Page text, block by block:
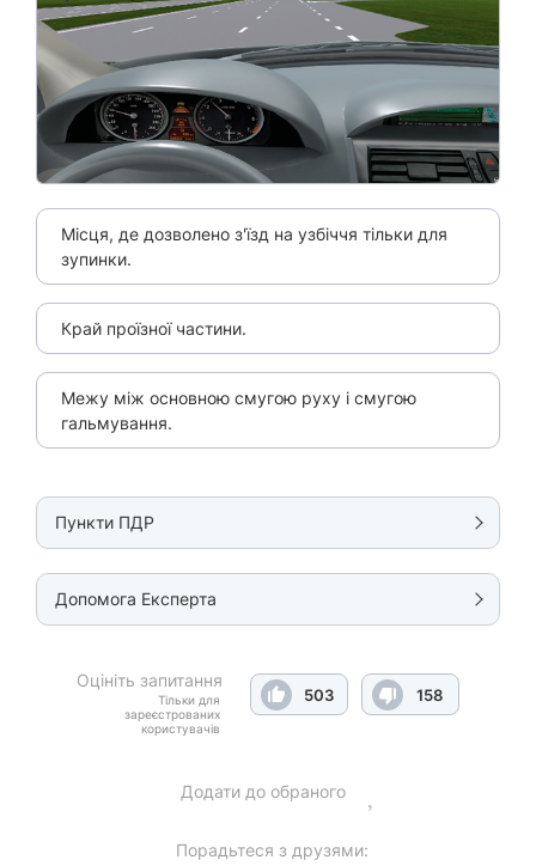
Місця, де дозволено з'їзд на узбіччя тільки для
зупинки.
Край проїзної частини.
Межу між основною смугою руху і смугою
гальмування.
Пункти ПДР
Допомога Експерта
Оцініть запитання
Тільки для
зареєстрованих
користувачів
503 158
Додати до обраного
Порадьтеся з друзями: